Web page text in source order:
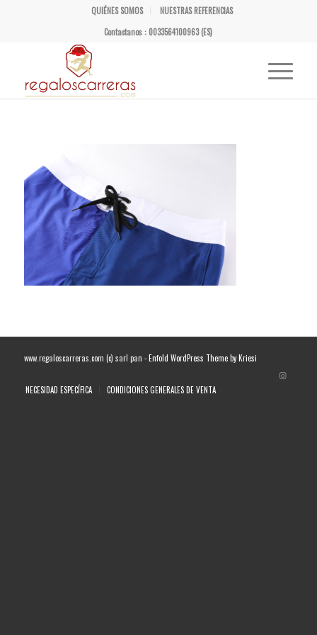
QUIÉNES SOMOS
NUESTRAS REFERENCIAS
Contactanos : 0033564100963 (ES)
www.regaloscarreras.com (c) sarl pan -Enfold WordPress Theme by Kriesi
NECESIDAD ESPECÍFICA CONDICIONES GENERALES DE VENTA